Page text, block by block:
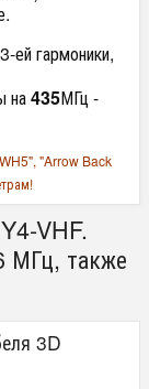
ей гармоники,
на435МГц -
"Arrow Back
VHF.
МГц, также
3D